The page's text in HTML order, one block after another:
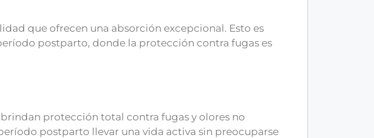
que ofrecen una absorción excepcional. Esto es
postparto, donde la protección contra fugas es
protección total contra fugas y olores no
postparto llevar una vida activa sin preocuparse